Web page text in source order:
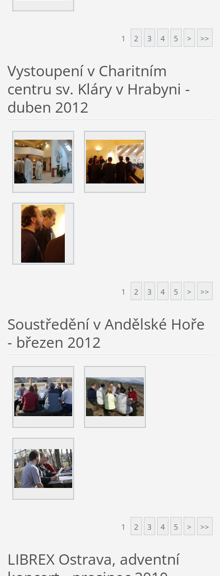
1 2 3 4 5 > >>
Vystoupení v Charitním
centru sv. Kláry v Hrabyni -
duben 2012
1 2 3 4 5 > >>
Soustředění v Andělské Hoře
- březen 2012
1 2 3 4 5 > >>
LIBREX Ostrava, adventní